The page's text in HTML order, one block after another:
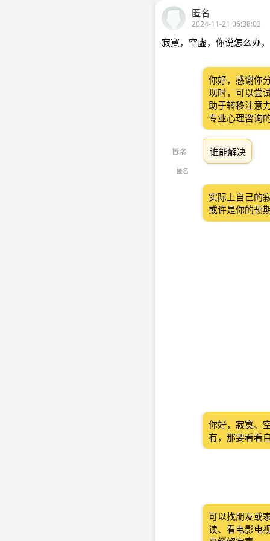
匿名
2024-11-21 06:38:03
寂寞，空虚，你说怎么办
你好，感谢你
现时，可以尝
助于转移注意
专业心理咨询
匿名
谁能解决
实际上自己的
或许是你的预
你好，寂寞、
有，那要看看
可以找朋友或
读、看电影电